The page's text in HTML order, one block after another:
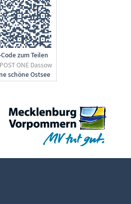
Code zum Teilen
ONE Dassow